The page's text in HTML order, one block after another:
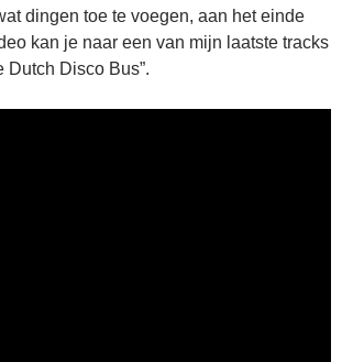
dingen toe te voegen, aan het einde
kan je naar een van mijn laatste tracks
Dutch Disco Bus”.